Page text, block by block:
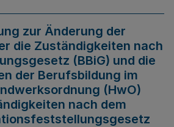
zur Änderung der
die Zuständigkeiten nach
(BBiG) und die
der Berufsbildung im
(HwO)
nach dem